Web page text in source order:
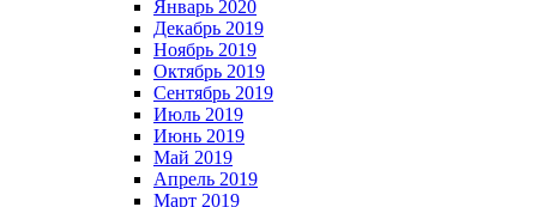
Январь 2020
Декабрь 2019
Ноябрь 2019
Октябрь 2019
Сентябрь 2019
Июль 2019
Июнь 2019
Май 2019
Апрель 2019
Март 2019